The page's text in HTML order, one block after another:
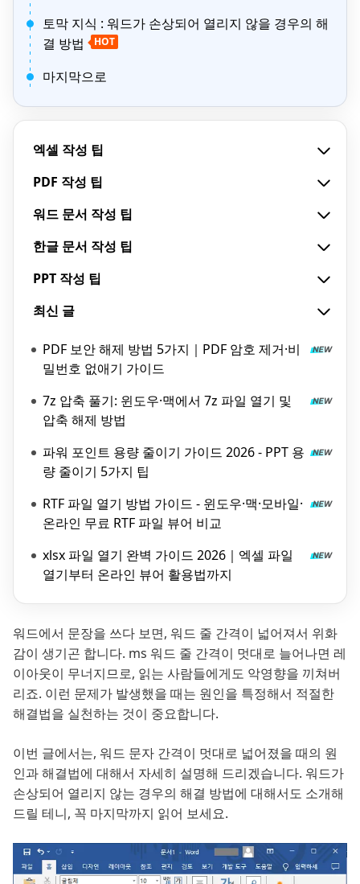
토막 지식 : 워드가 손상되어 열리지 않을 경우의 해
결 방법
HOT
마지막으로
엑셀 작성 팁
PDF 작성 팁
워드 문서 작성 팁
한글 문서 작성 팁
PPT 작성 팁
최신 글
PDF 보안 해제 방법 5가지｜PDF 암호 제거·비
밀번호 없애기 가이드
7z 압축 풀기: 윈도우·맥에서 7z 파일 열기 및
압축 해제 방법
파워 포인트 용량 줄이기 가이드 2026 - PPT 용
량 줄이기 5가지 팁
RTF 파일 열기 방법 가이드 - 윈도우·맥·모바일·
온라인 무료 RTF 파일 뷰어 비교
xlsx 파일 열기 완벽 가이드 2026｜엑셀 파일
열기부터 온라인 뷰어 활용법까지
워드에서 문장을 쓰다 보면, 워드 줄 간격이 넓어져서 위화
감이 생기곤 합니다. ms 워드 줄 간격이 멋대로 늘어나면 레
이아웃이 무너지므로, 읽는 사람들에게도 악영향을 끼쳐버
리죠. 이런 문제가 발생했을 때는 원인을 특정해서 적절한
해결법을 실천하는 것이 중요합니다.
이번 글에서는, 워드 문자 간격이 멋대로 넓어졌을 때의 원
인과 해결법에 대해서 자세히 설명해 드리겠습니다. 워드가
손상되어 열리지 않는 경우의 해결 방법에 대해서도 소개해
드릴 테니, 꼭 마지막까지 읽어 보세요.